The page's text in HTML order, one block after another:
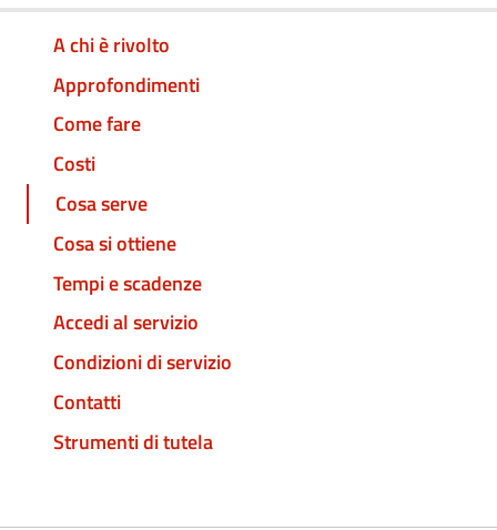
A chi è rivolto
Approfondimenti
Come fare
Costi
Cosa serve
Cosa si ottiene
Tempi e scadenze
Accedi al servizio
Condizioni di servizio
Contatti
Strumenti di tutela